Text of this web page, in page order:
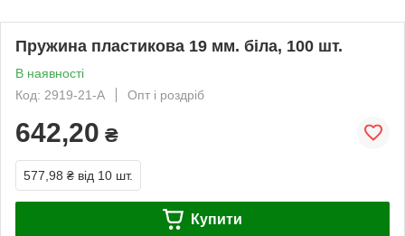
Пружина пластикова 19 мм. біла, 100 шт.
В наявності
Код: 2919-21-A
Опт і роздріб
642,20 ₴
577,98 ₴ від 10 шт.
Купити